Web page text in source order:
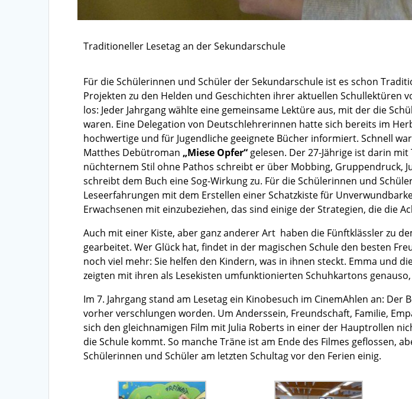
Traditioneller Lesetag an der Sekundarschule
Für die Schülerinnen und Schüler der Sekundarschule ist es schon
Projekten zu den Helden und Geschichten ihrer aktuellen
los: Jeder Jahrgang wählte eine gemeinsame Lektüre aus, mit der die
waren. Eine Delegation von Deutschlehrerinnen hatte sich bereits im
hochwertige und für Jugendliche geeignete Bücher informiert. Schnell
Matthes Debütroman „Miese Opfer“ gelesen. Der 27-Jährige ist darin
nüchternem Stil ohne Pathos schreibt er über Mobbing, Gruppendruck,
schreibt dem Buch eine Sog-Wirkung zu. Für die Schülerinnen und
Leseerfahrungen mit dem Erstellen einer Schatzkiste für
Erwachsenen mit einzubeziehen, das sind einige der Strategien, die die
Auch mit einer Kiste, aber ganz anderer Art haben die Fünftklässler zu
gearbeitet. Wer Glück hat, findet in der magischen Schule den besten
noch viel mehr: Sie helfen den Kindern, was in ihnen steckt. Emma und
zeigten mit ihren als Lesekisten umfunktionierten Schuhkartons
Im 7. Jahrgang stand am Lesetag ein Kinobesuch im CinemAhlen an: Der
vorher verschlungen worden. Um Anderssein, Freundschaft, Familie,
sich den gleichnamigen Film mit Julia Roberts in einer der Hauptrollen
die Schule kommt. So manche Träne ist am Ende des Filmes geflossen,
Schülerinnen und Schüler am letzten Schultag vor den Ferien einig.